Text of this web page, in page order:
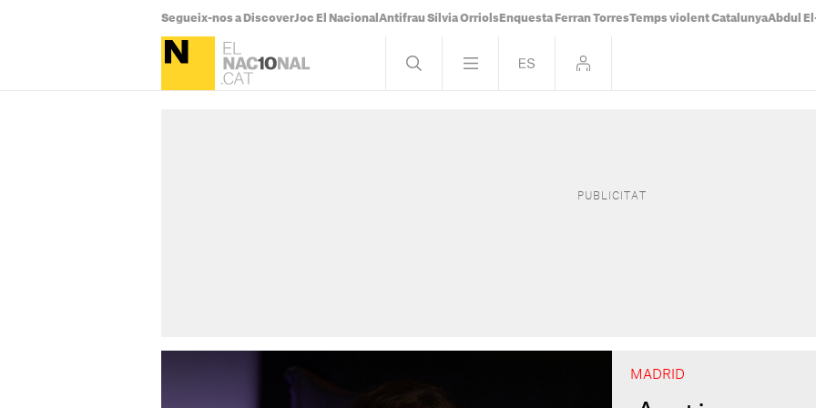
Segueix-nos a DiscoverJoc El Nacional Antifrau Sílvia Orriols Enquesta Ferran TorresTemps violent CatalunyaAbdul
MADRID